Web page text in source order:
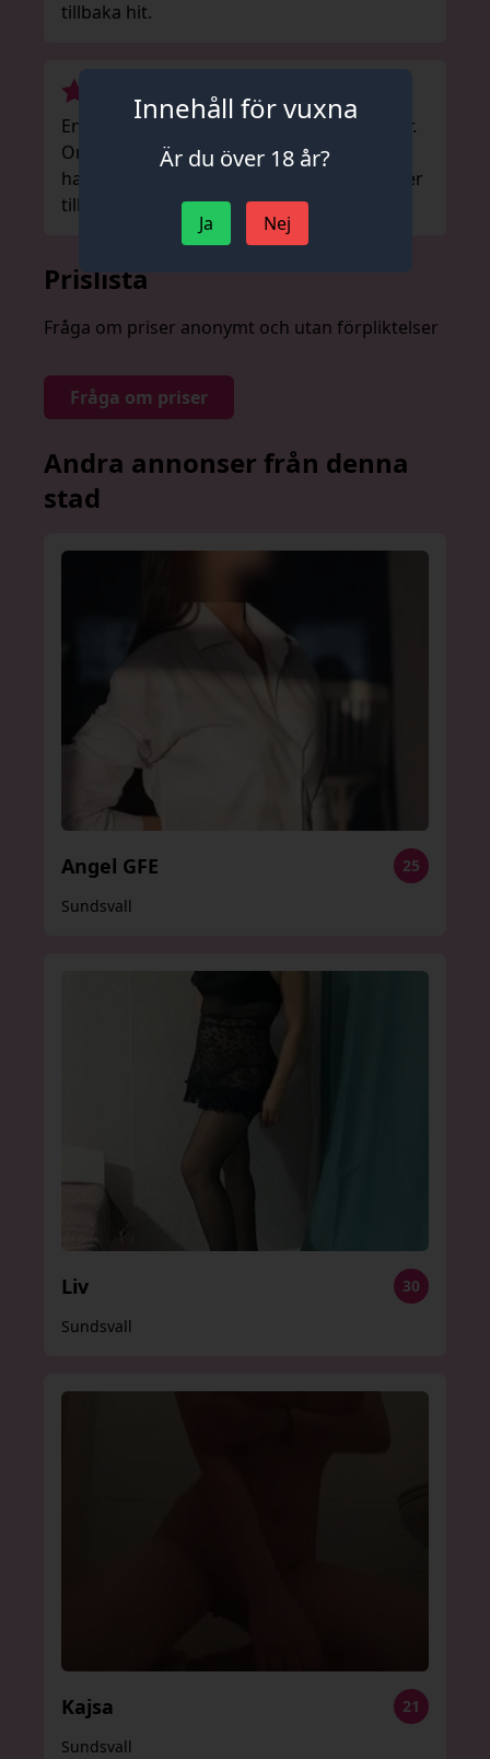
tillbaka hit.
En riktig magiker, Förtjusande underkläder.
Oralsex till slutet. Dusch och rena
handdukar. Perfekt på alla sätt. Jag kommer
tillbaka.
Prislista
Fråga om priser anonymt och utan förpliktelser
Fråga om priser
Andra annonser från denna
stad
Angel GFE
25
Sundsvall
Liv
30
Sundsvall
Kajsa
21
Sundsvall
Innehåll för vuxna
Är du över 18 år?
Ja Nej